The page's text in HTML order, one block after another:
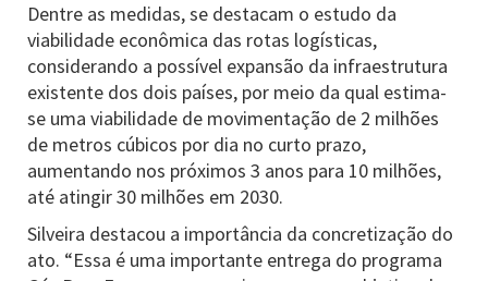
Dentre as medidas, se destacam o estudo da
viabilidade econômica das rotas logísticas,
considerando a possível expansão da infraestrutura
existente dos dois países, por meio da qual estima-
se uma viabilidade de movimentação de 2 milhões
de metros cúbicos por dia no curto prazo,
aumentando nos próximos 3 anos para 10 milhões,
até atingir 30 milhões em 2030.
Silveira destacou a importância da concretização do
ato. “Essa é uma importante entrega do programa